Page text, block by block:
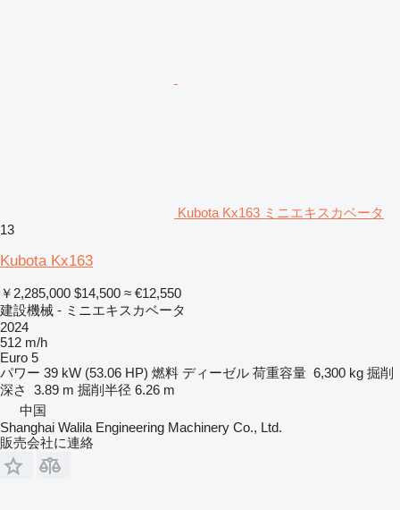
Kubota Kx163 ミニエキスカベータ
13
Kubota Kx163
￥2,285,000 $14,500 ≈ €12,550
建設機械 - ミニエキスカベータ
2024
512 m/h
Euro 5
パワー 39 kW (53.06 HP) 燃料 ディーゼル 荷重容量 6,300 kg 掘削
深さ
3.89 m 掘削半径 6.26 m
中国
Shanghai Walila Engineering Machinery Co., Ltd.
販売会社に連絡